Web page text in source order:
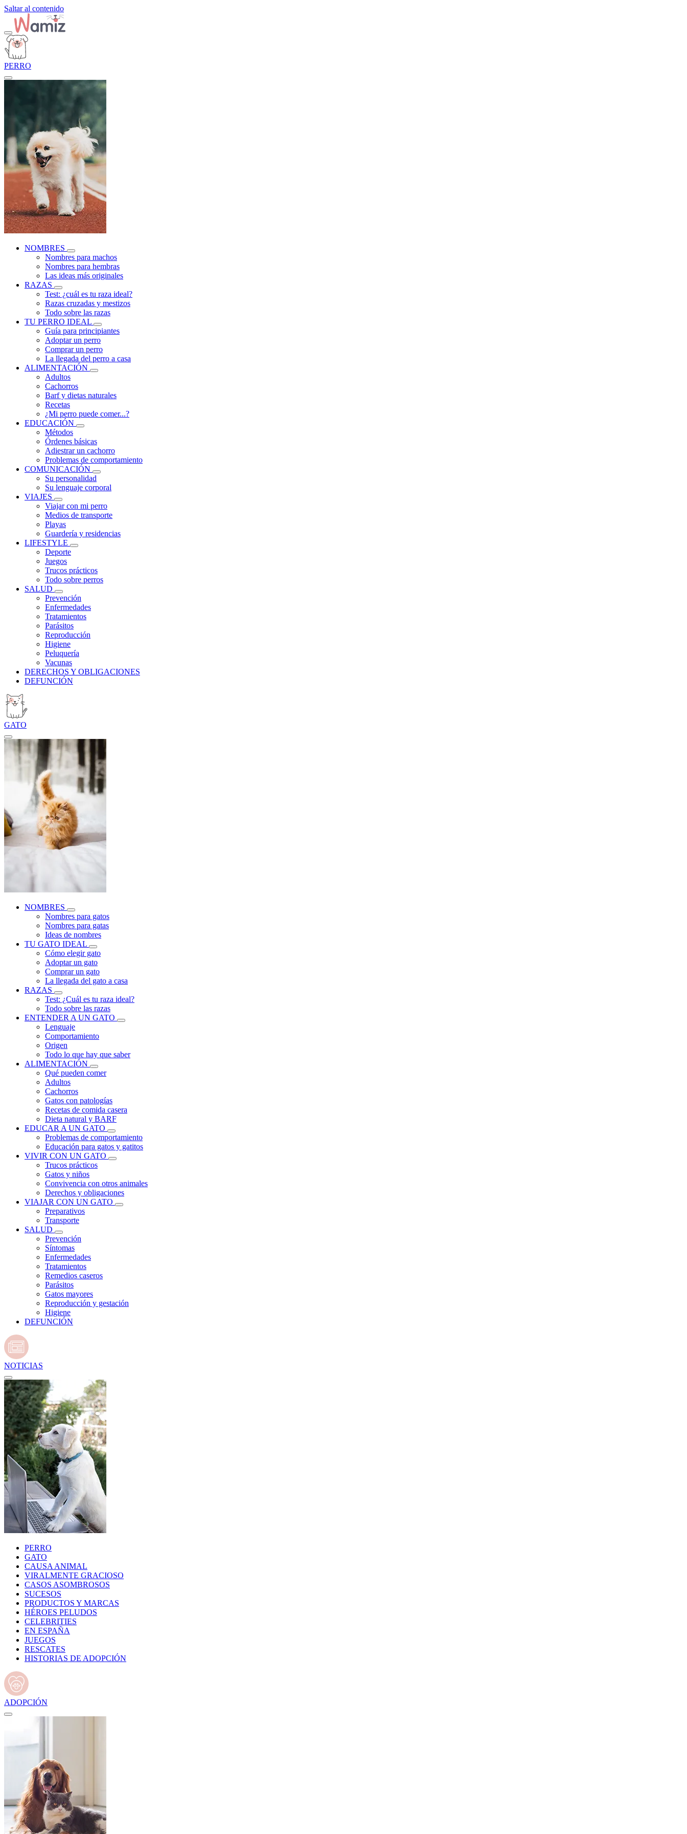
Saltar al contenido
PERRO
NOMBRES
Nombres para machos
Nombres para hembras
Las ideas más originales
RAZAS
Test: ¿cuál es tu raza ideal?
Razas cruzadas y mestizos
Todo sobre las razas
TU PERRO IDEAL
Guía para principiantes
Adoptar un perro
Comprar un perro
La llegada del perro a casa
ALIMENTACIÓN
Adultos
Cachorros
Barf y dietas naturales
Recetas
¿Mi perro puede comer...?
EDUCACIÓN
Métodos
Órdenes básicas
Adiestrar un cachorro
Problemas de comportamiento
COMUNICACIÓN
Su personalidad
Su lenguaje corporal
VIAJES
Viajar con mi perro
Medios de transporte
Playas
Guardería y residencias
LIFESTYLE
Deporte
Juegos
Trucos prácticos
Todo sobre perros
SALUD
Prevención
Enfermedades
Tratamientos
Parásitos
Reproducción
Higiene
Peluquería
Vacunas
DERECHOS Y OBLIGACIONES
DEFUNCIÓN
GATO
NOMBRES
Nombres para gatos
Nombres para gatas
Ideas de nombres
TU GATO IDEAL
Cómo elegir gato
Adoptar un gato
Comprar un gato
La llegada del gato a casa
RAZAS
Test: ¿Cuál es tu raza ideal?
Todo sobre las razas
ENTENDER A UN GATO
Lenguaje
Comportamiento
Origen
Todo lo que hay que saber
ALIMENTACIÓN
Qué pueden comer
Adultos
Cachorros
Gatos con patologías
Recetas de comida casera
Dieta natural y BARF
EDUCAR A UN GATO
Problemas de comportamiento
Educación para gatos y gatitos
VIVIR CON UN GATO
Trucos prácticos
Gatos y niños
Convivencia con otros animales
Derechos y obligaciones
VIAJAR CON UN GATO
Preparativos
Transporte
SALUD
Prevención
Síntomas
Enfermedades
Tratamientos
Remedios caseros
Parásitos
Gatos mayores
Reproducción y gestación
Higiene
DEFUNCIÓN
NOTICIAS
PERRO
GATO
CAUSA ANIMAL
VIRALMENTE GRACIOSO
CASOS ASOMBROSOS
SUCESOS
PRODUCTOS Y MARCAS
HÉROES PELUDOS
CELEBRITIES
EN ESPAÑA
JUEGOS
RESCATES
HISTORIAS DE ADOPCIÓN
ADOPCIÓN